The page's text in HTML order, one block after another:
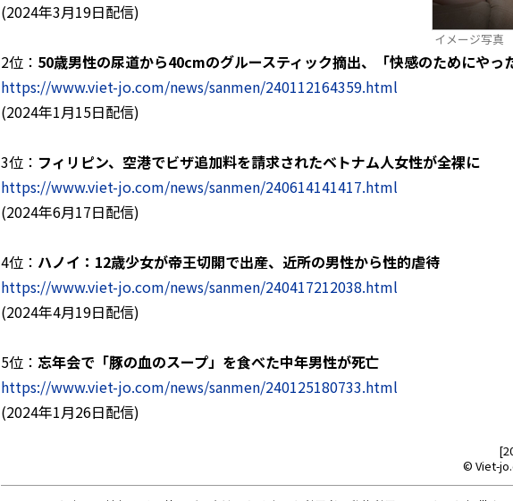
イメージ写真
(2024年3月19日配信)
2位： 50歳男性の尿道から40cmのグルースティック摘出、「快感のためにやっ
https://www.viet-jo.com/news/sanmen/240112164359.html
(2024年1月15日配信)
3位： フィリピン、空港でビザ追加料を請求されたベトナム人女性が全裸に
https://www.viet-jo.com/news/sanmen/240614141417.html
(2024年6月17日配信)
4位： ハノイ：12歳少女が帝王切開で出産、近所の男性から性的虐待
https://www.viet-jo.com/news/sanmen/240417212038.html
(2024年4月19日配信)
5位： 忘年会で「豚の血のスープ」を食べた中年男性が死亡
https://www.viet-jo.com/news/sanmen/240125180733.html
(2024年1月26日配信)
© Viet-